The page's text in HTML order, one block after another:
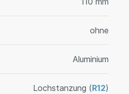
ohne
Aluminium
Lochstanzung (R12)